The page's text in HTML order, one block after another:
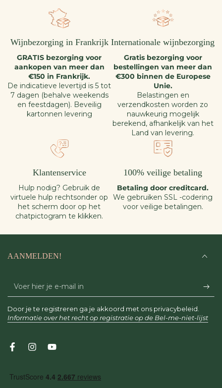
Wijnbezorging in Frankrijk
GRATIS bezorging voor
aankopen van meer dan
€150 in Frankrijk.
De indicatieve levertijd is 5 tot
7 dagen (behalve weekends
en feestdagen). Beveilig
kartonnen levering
Internationale wijnbezorging
Gratis bezorging voor
bestellingen van meer dan
€300 binnen de Europese
Unie.
Belastingen en
verzendkosten worden zo
nauwkeurig mogelijk
berekend, afhankelijk van het
Land van levering.
Klantenservice
Hulp nodig? Gebruik de
virtuele hulp rechtsonder op
het scherm door op het
chatpictogram te klikken.
100% veilige betaling
Betaling door creditcard.
We gebruiken SSL -codering
voor veilige betalingen.
AANMELDEN!
Voer
hier
je
mail
Door je te registreren ga je akkoord met ons privacybeleid.
Informatie over het recht op registratie op de Bel-me-niet-lijst
FacebookInstagramYouTube